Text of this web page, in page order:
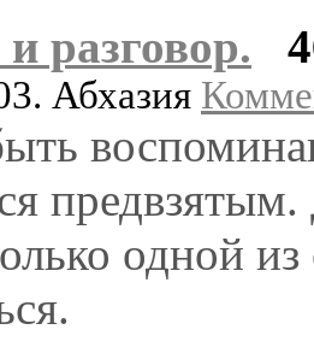
разговор.
Абхазия
одной